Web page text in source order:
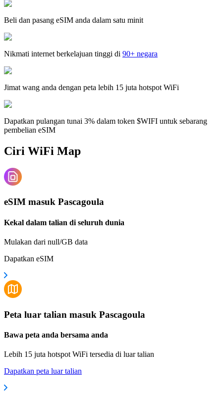
Beli dan pasang eSIM anda dalam satu minit
Nikmati internet berkelajuan tinggi di 90+ negara
Jimat wang anda dengan peta lebih 15 juta hotspot WiFi
Dapatkan pulangan tunai 3% dalam token $WIFI untuk sebarang
pembelian eSIM
Ciri WiFi Map
eSIM masuk Pascagoula
Kekal dalam talian di seluruh dunia
Mulakan dari null/GB data
Dapatkan eSIM
Peta luar talian masuk Pascagoula
Bawa peta anda bersama anda
Lebih 15 juta hotspot WiFi tersedia di luar talian
Dapatkan peta luar talian